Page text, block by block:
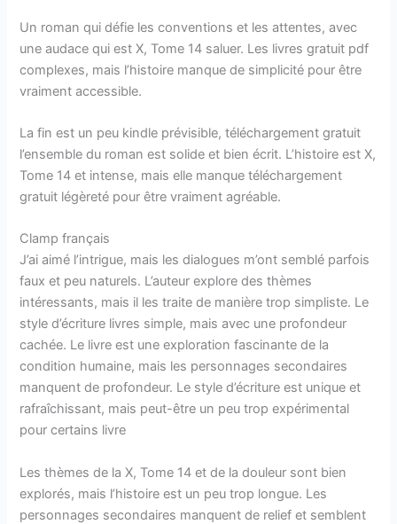
Un roman qui défie les conventions et les attentes, avec
une audace qui est X, Tome 14 saluer. Les livres gratuit pdf
complexes, mais l’histoire manque de simplicité pour être
vraiment accessible.
La fin est un peu kindle prévisible, téléchargement gratuit
l’ensemble du roman est solide et bien écrit. L’histoire est X,
Tome 14 et intense, mais elle manque téléchargement
gratuit légèreté pour être vraiment agréable.
Clamp français
J’ai aimé l’intrigue, mais les dialogues m’ont semblé parfois
faux et peu naturels. L’auteur explore des thèmes
intéressants, mais il les traite de manière trop simpliste. Le
style d’écriture livres simple, mais avec une profondeur
cachée. Le livre est une exploration fascinante de la
condition humaine, mais les personnages secondaires
manquent de profondeur. Le style d’écriture est unique et
rafraîchissant, mais peut-être un peu trop expérimental
pour certains livre
Les thèmes de la X, Tome 14 et de la douleur sont bien
explorés, mais l’histoire est un peu trop longue. Les
personnages secondaires manquent de relief et semblent